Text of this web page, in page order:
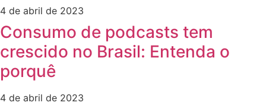
4 de abril de 2023
Consumo de podcasts tem
crescido no Brasil: Entenda o
porquê
4 de abril de 2023